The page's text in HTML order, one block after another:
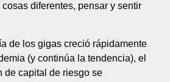
diferentes, pensar y sentir
de los gigas creció rápidamente
(y continúa la tendencia), el
de capital de riesgo se